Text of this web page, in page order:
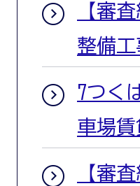
【審
整備
7つく
車場
【審